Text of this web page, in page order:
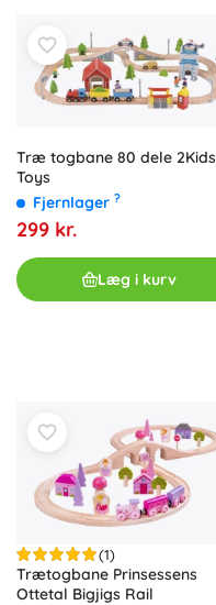
Træ togbane 80 dele 2Kids
Toys
Fjernlager ?
299 kr.
Læg i kurv
(1)
Trætogbane Prinsessens
Ottetal Bigjigs Rail